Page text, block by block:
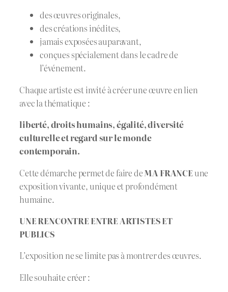
des œuvres originales,
des créations inédites,
jamais exposées auparavant,
conçues spécialement dans le cadre de
l’événement.
Chaque artiste est invité à créer une œuvre en lien
avec la thématique :
liberté, droits humains, égalité, diversité
culturelle et regard sur le monde
contemporain.
Cette démarche permet de faire deMA FRANCEune
exposition vivante, unique et profondément
humaine.
UNE RENCONTRE ENTRE ARTISTES ET
PUBLICS
L’exposition ne se limite pas à montrer des œuvres.
Elle souhaite créer :